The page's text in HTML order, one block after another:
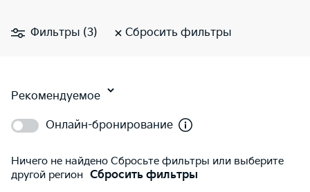
Фильтры (3) Сбросить фильтры
Рекомендуемое
Онлайн-бронирование
Ничего не найдено Сбросьте фильтры или выберите
другой регион Сбросить фильтры